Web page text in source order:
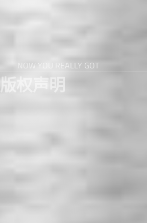
NOW YOU REALLY GOT
版权声明